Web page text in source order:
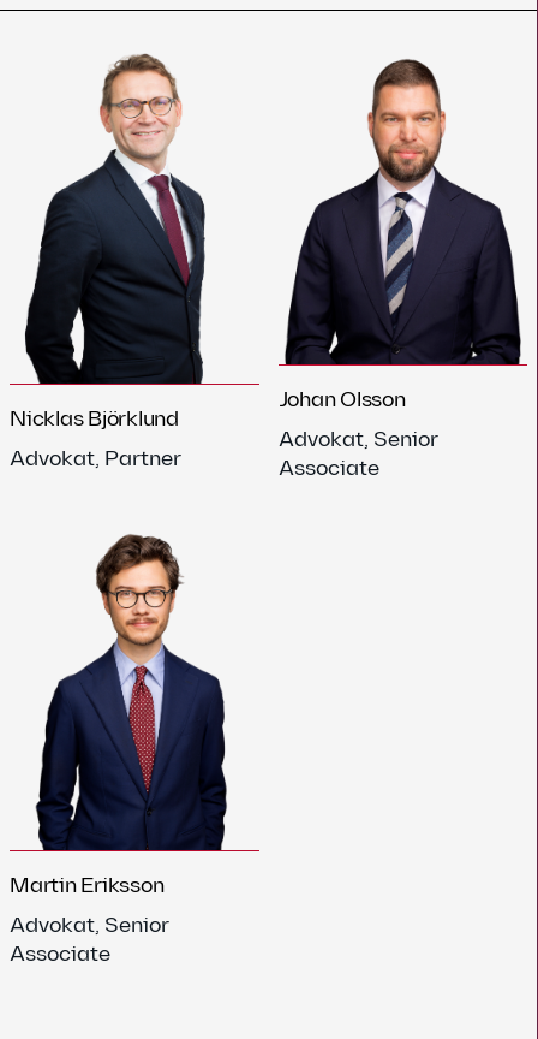
Nicklas Björklund
Advokat, Partner
Johan Olsson
Advokat, Senior
Associate
Martin Eriksson
Advokat, Senior
Associate